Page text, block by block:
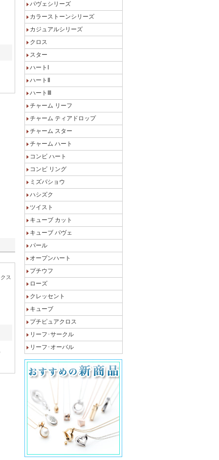
ス
パヴェシリーズ
カラーストーンシリーズ
カジュアルシリーズ
クロス
スター
ハートI
ハートⅡ
ハートⅢ
チャーム リーフ
チャーム ティアドロップ
チャーム スター
チャーム ハート
コンビ ハート
コンビ リング
ミズバショウ
ハシズク
ツイスト
キューブ カット
キューブ パヴェ
パール
オープンハート
プチウフ
ローズ
クレッセント
キューブ
プチピュアクロス
リーフ･サークル
リーフ･オーバル